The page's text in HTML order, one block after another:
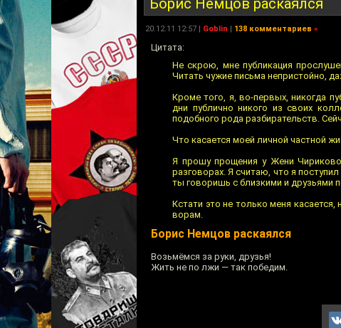
Борис Немцов раскаялся
20.12.11 12:57 | Goblin | 138 комментариев »
Цитата:
Не скрою, мне публикация
Читать чужие письма непристойно,
Кроме того, я, во-первых, никогда
дни публично никого из своих
подобного рода разбирательств.
Что касается моей личной частной
Я прошу прощения у Жени
разговорах. Я считаю, что я
ты говоришь с близкими и друзьями
Кстати это не только меня
ворам.
Борис Немцов раскаялся
Возьмёмся за руки, друзья!
Жить не по лжи — так победим.